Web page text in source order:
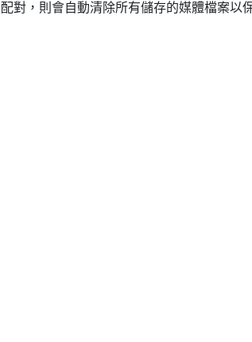
配對，則會自動清除所有儲存的媒體檔案以